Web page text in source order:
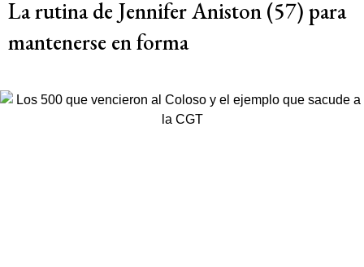
La rutina de Jennifer Aniston (57) para
mantenerse en forma